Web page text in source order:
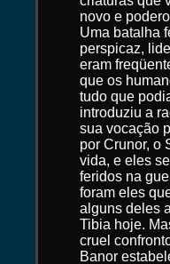
novo e
Uma batalha
perspicaz,
eram
que os
tudo que
introduziu a
sua vocação
por Crunor, o
vida, e eles
feridos na
foram eles
alguns deles
Tibia hoje.
cruel
Banor